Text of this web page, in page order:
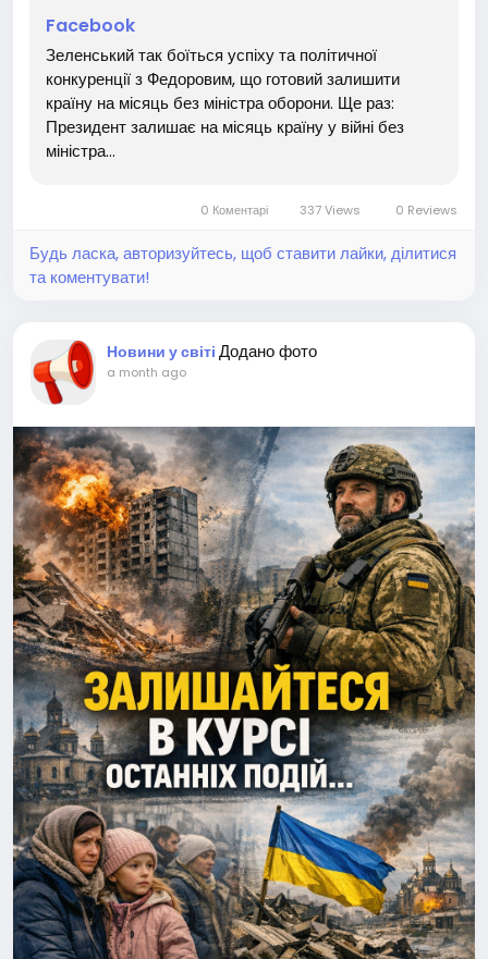
Facebook
Зеленський так боїться успіху та політичної
конкуренції з Федоровим, що готовий залишити
країну на місяць без міністра оборони. Ще раз:
Президент залишає на місяць країну у війні без
міністра...
0 Коментарі 337 Views 0 Reviews
Будь ласка, авторизуйтесь, щоб ставити лайки, ділитися
та коментувати!
Новини у світі Додано фото
a month ago